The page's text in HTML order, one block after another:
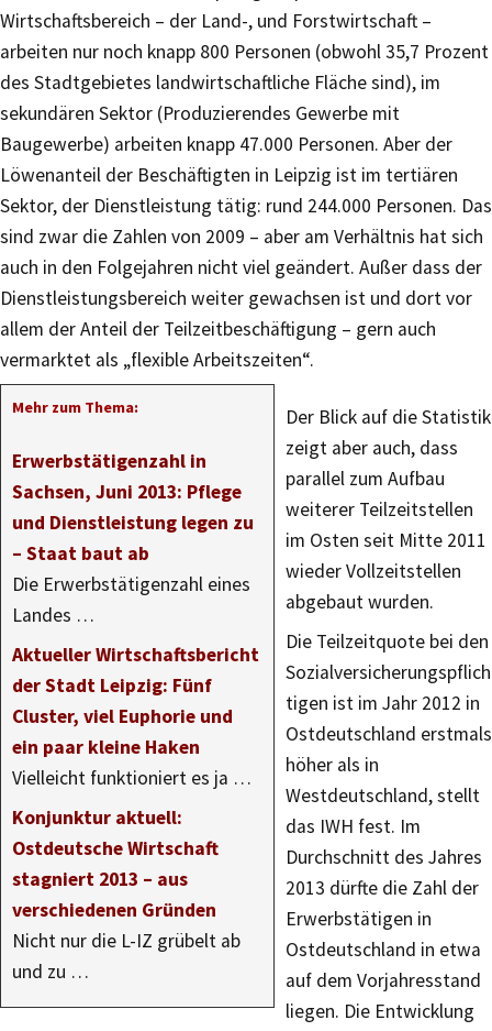
Wirtschaftsbereich – der Land-, und Forstwirtschaft –
arbeiten nur noch knapp 800 Personen (obwohl 35,7 Prozent
des Stadtgebietes landwirtschaftliche Fläche sind), im
sekundären Sektor (Produzierendes Gewerbe mit
Baugewerbe) arbeiten knapp 47.000 Personen. Aber der
Löwenanteil der Beschäftigten in Leipzig ist im tertiären
Sektor, der Dienstleistung tätig: rund 244.000 Personen. Das
sind zwar die Zahlen von 2009 – aber am Verhältnis hat sich
auch in den Folgejahren nicht viel geändert. Außer dass der
Dienstleistungsbereich weiter gewachsen ist und dort vor
allem der Anteil der Teilzeitbeschäftigung – gern auch
vermarktet als „flexible Arbeitszeiten“.
Mehr zum Thema:
Erwerbstätigenzahl in
Sachsen, Juni 2013: Pflege
und Dienstleistung legen zu
– Staat baut ab
Die Erwerbstätigenzahl eines
Landes …
Aktueller Wirtschaftsbericht
der Stadt Leipzig: Fünf
Cluster, viel Euphorie und
ein paar kleine Haken
Vielleicht funktioniert es ja …
Konjunktur aktuell:
Ostdeutsche Wirtschaft
stagniert 2013 – aus
verschiedenen Gründen
Nicht nur die L-IZ grübelt ab
und zu …
Der Blick auf die Statistik
zeigt aber auch, dass
parallel zum Aufbau
weiterer Teilzeitstellen
im Osten seit Mitte 2011
wieder Vollzeitstellen
abgebaut wurden.
Die Teilzeitquote bei den
Sozialversicherungspflich
tigen ist im Jahr 2012 in
Ostdeutschland erstmals
höher als in
Westdeutschland, stellt
das IWH fest. Im
Durchschnitt des Jahres
2013 dürfte die Zahl der
Erwerbstätigen in
Ostdeutschland in etwa
auf dem Vorjahresstand
liegen. Die Entwicklung